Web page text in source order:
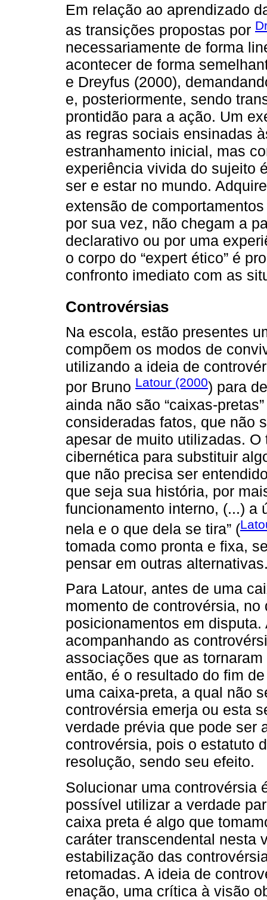
Em relação ao aprendizado
as transições propostas por
necessariamente de forma
acontecer de forma
e Dreyfus (2000),
e, posteriormente, sendo
prontidão para a ação. Um
as regras sociais ensinadas
estranhamento inicial, mas
experiência vivida do sujeito
ser e estar no mundo.
extensão de comportamentos
por sua vez, não chegam a
declarativo ou por uma
o corpo do “expert ético” é
confronto imediato com as
Controvérsias
Na escola, estão presentes
compõem os modos de
utilizando a ideia de
por Bruno Latour (2000) para
ainda não são “caixas-
consideradas fatos, que não
apesar de muito utilizadas.
cibernética para substituir
que não precisa ser
que seja sua história, por
funcionamento interno, (...) a
nela e o que dela se tira” (
tomada como pronta e fixa,
pensar em outras
Para Latour, antes de uma
momento de controvérsia,
posicionamentos em
acompanhando as
associações que as
então, é o resultado do fim
uma caixa-preta, a qual não
controvérsia emerja ou esta
verdade prévia que pode ser
controvérsia, pois o estatuto
resolução, sendo seu efeito.
Solucionar uma controvérsia
possível utilizar a verdade
caixa preta é algo que
caráter transcendental nesta
estabilização das
retomadas. A ideia de
enação, uma crítica à visão